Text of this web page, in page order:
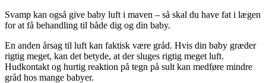
Svamp kan også give baby luft i maven – så skal du have fat i lægen
for at få behandling til både dig og din baby.
En anden årsag til luft kan faktisk være gråd. Hvis din baby græder
rigtig meget, kan det betyde, at der sluges rigtig meget luft.
Hudkontakt og hurtig reaktion på tegn på sult kan medføre mindre
gråd hos mange babyer.